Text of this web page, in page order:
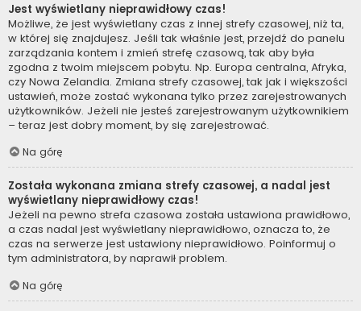
Jest wyświetlany nieprawidłowy czas!
Możliwe, że jest wyświetlany czas z innej strefy czasowej, niż ta,
w której się znajdujesz. Jeśli tak właśnie jest, przejdź do panelu
zarządzania kontem i zmień strefę czasową, tak aby była
zgodna z twoim miejscem pobytu. Np. Europa centralna, Afryka,
czy Nowa Zelandia. Zmiana strefy czasowej, tak jak i większości
ustawień, może zostać wykonana tylko przez zarejestrowanych
użytkowników. Jeżeli nie jesteś zarejestrowanym użytkownikiem
– teraz jest dobry moment, by się zarejestrować.
Na górę
Została wykonana zmiana strefy czasowej, a nadal jest
wyświetlany nieprawidłowy czas!
Jeżeli na pewno strefa czasowa została ustawiona prawidłowo,
a czas nadal jest wyświetlany nieprawidłowo, oznacza to, że
czas na serwerze jest ustawiony nieprawidłowo. Poinformuj o
tym administratora, by naprawił problem.
Na górę